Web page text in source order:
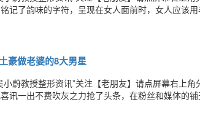
记了韵味的字符，呈现在女人面前时，女人应该
豪做老婆的8大男星
小蔚教授整形资讯”关注【老朋友】请点屏幕右上
讯一出不费吹灰之力抢了头条，在粉丝和媒体的